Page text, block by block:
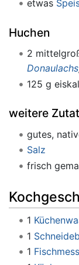
etwas
Huchen
2
Donaulachs
125 g
weitere
gutes,
Salz
frisch
1
1
1